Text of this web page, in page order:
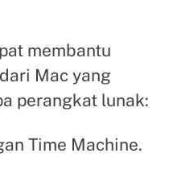
membantu
Mac yang
perangkat lunak:
Time Machine.